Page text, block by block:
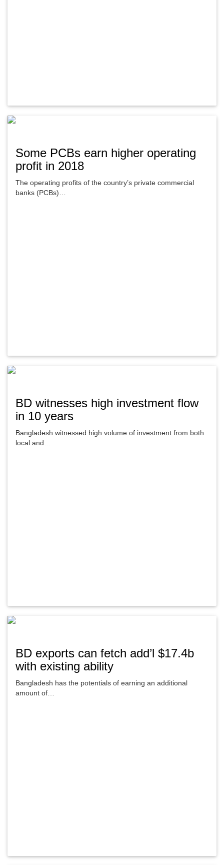
Some PCBs earn higher operating
profit in 2018
The operating profits of the country’s private commercial
banks (PCBs)…
BD witnesses high investment flow
in 10 years
Bangladesh witnessed high volume of investment from both
local and…
BD exports can fetch add’l $17.4b
with existing ability
Bangladesh has the potentials of earning an additional
amount of…